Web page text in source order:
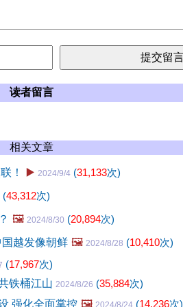
读者留言
相关文章
！ ▶️ 2024/9/4 (31,133次)
(43,312次)
🖼️ 2024/8/30 (20,894次)
国越发像朝鲜 🖼️ 2024/8/28 (10,410次)
(17,967次)
铁桶江山 2024/8/26 (35,884次)
强化全面掌控 🖼️ 2024/8/24 (14,236次)